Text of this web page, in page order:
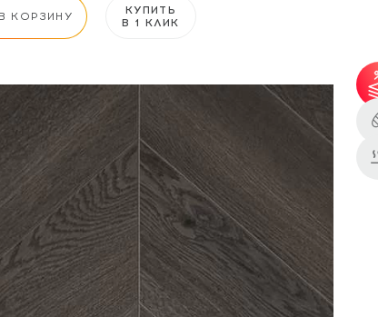
В КОРЗИНУ
КУПИТЬ
В 1 КЛИК
м² - скидка 3%;
м² - скидка 5%.